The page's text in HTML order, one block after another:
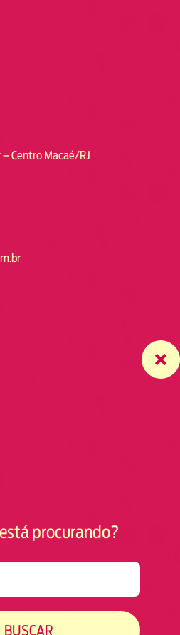
– Centro Macaé/RJ
procurando?
BUSCAR